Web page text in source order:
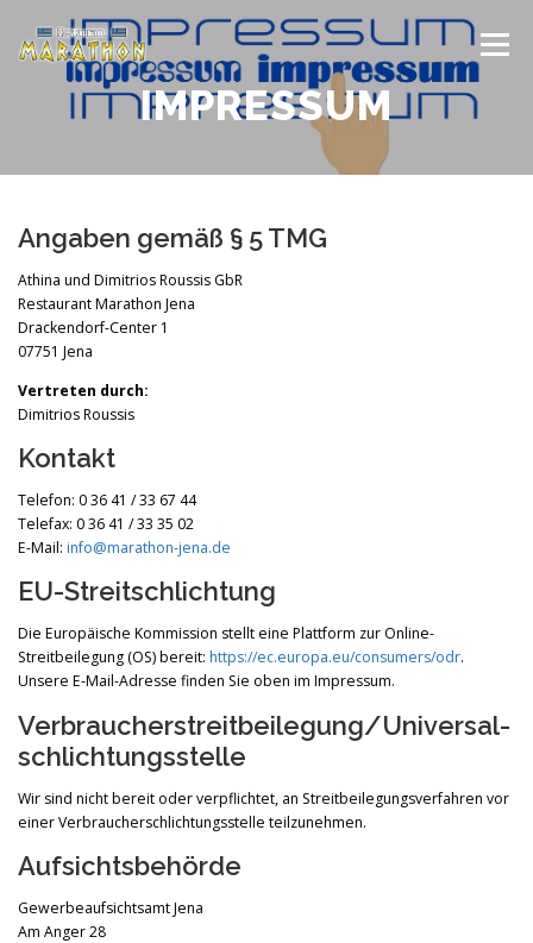
springen
Menü
ÖFFNUNGSZEITEN
IMPRESSUM
Angaben gemäß § 5 TMG
Athina und Dimitrios Roussis GbR
Restaurant Marathon Jena
Drackendorf-Center 1
07751 Jena
Vertreten durch:
Dimitrios Roussis
Kontakt
Telefon: 0 36 41 / 33 67 44
Telefax: 0 36 41 / 33 35 02
E-Mail: info@marathon-jena.de
EU-Streitschlichtung
Die Europäische Kommission stellt eine Plattform zur Online-
Streitbeilegung (OS) bereit: https://ec.europa.eu/consumers/odr.
Unsere E-Mail-Adresse finden Sie oben im Impressum.
Verbraucher­streit­beilegung/Universal­
schlichtungs­stelle
Wir sind nicht bereit oder verpflichtet, an Streitbeilegungsverfahren vor
einer Verbraucherschlichtungsstelle teilzunehmen.
Aufsichtsbehörde
Gewerbeaufsichtsamt Jena
Am Anger 28